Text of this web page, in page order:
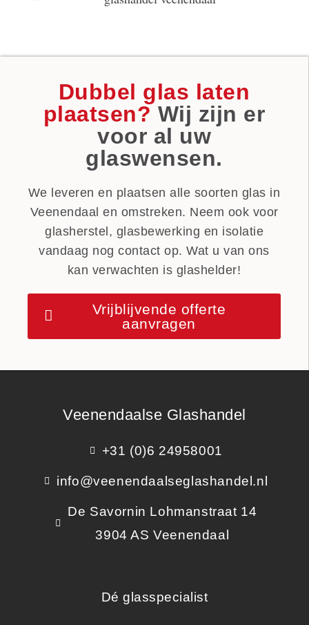
Dubbel glas laten
plaatsen? Wij zijn er
voor al uw
glaswensen.
We leveren en plaatsen alle soorten glas in
Veenendaal en omstreken. Neem ook voor
glasherstel, glasbewerking en isolatie
vandaag nog contact op. Wat u van ons
kan verwachten is glashelder!
Vrijblijvende offerte
aanvragen
Veenendaalse Glashandel
+31 (0)6 24958001
info@veenendaalseglashandel.nl
De Savornin Lohmanstraat 14
3904 AS Veenendaal
Dé glasspecialist